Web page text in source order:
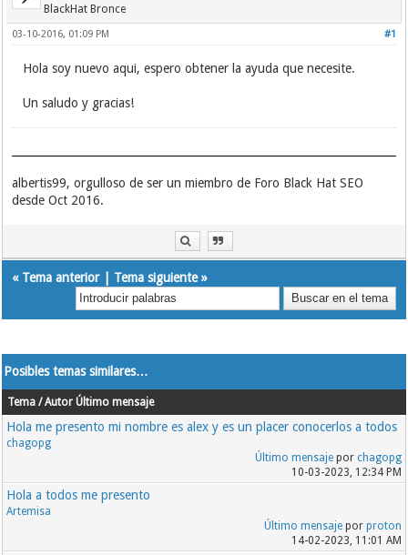
BlackHat Bronce
#1
03-10-2016, 01:09 PM
Hola soy nuevo aqui, espero obtener la ayuda que necesite.
Un saludo y gracias!
albertis99, orgulloso de ser un miembro de Foro Black Hat SEO
desde Oct 2016.
« Tema anterior| Tema siguiente»
Posibles temas similares…
Tema / Autor Último mensaje
Hola me presento mi nombre es alex y es un placer conocerlos a todos
chagopg
Último mensajepor chagopg
10-03-2023, 12:34 PM
Hola a todos me presento
Artemisa
Último mensajepor proton
14-02-2023, 11:01 AM